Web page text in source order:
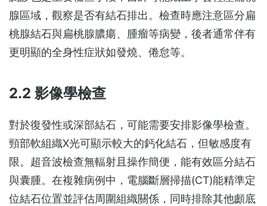
腺區域，觀察是否有結石排出。檢查時應注意區分扁
桃腺結石與扁桃腺膿瘍、腫瘤等病變，後者通常伴有
更明顯的全身性症狀如發燒、倦怠等。
2.2 影像學檢查
對於復發性或深部結石，可能需要安排影像學檢查。
頸部軟組織X光可顯示較大的鈣化結石，但敏感度有
限。超音波檢查無輻射且操作簡便，能有效區分結石
與囊腫。在複雜病例中，電腦斷層掃描(CT)能精準定
位結石位置並評估周圍組織關係，同時排除其他顱底